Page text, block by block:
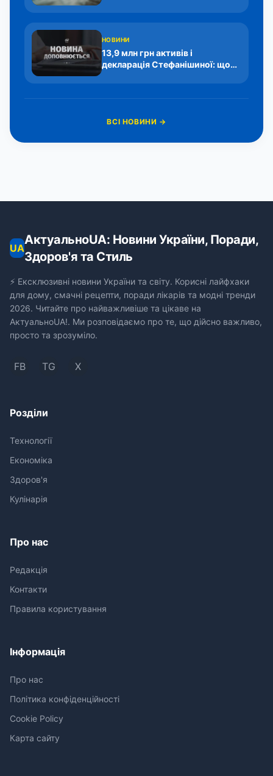
НОВИНИ
13,9 млн грн активів і
декларація Стефанішиної: що
ВСІ НОВИНИ →
UA
АктуальноUA: Новини України, Поради,
Здоров'я та Стиль
⚡ Ексклюзивні новини України та світу. Корисні лайфхаки
для дому, смачні рецепти, поради лікарів та модні тренди
2026. Читайте про найважливіше та цікаве на
АктуальноUA!. Ми розповідаємо про те, що дійсно важливо,
просто та зрозуміло.
FB TG X
Розділи
Технології
Економіка
Здоров'я
Кулінарія
Про нас
Редакція
Контакти
Правила користування
Інформація
Про нас
Політика конфіденційності
Cookie Policy
Карта сайту